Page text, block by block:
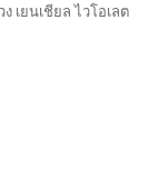
เยนเชียล ไวโอเลต